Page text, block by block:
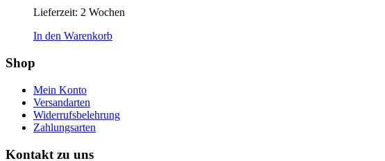
Lieferzeit: 2 Wochen
In den Warenkorb
Shop
Mein Konto
Versandarten
Widerrufsbelehrung
Zahlungsarten
Kontakt zu uns